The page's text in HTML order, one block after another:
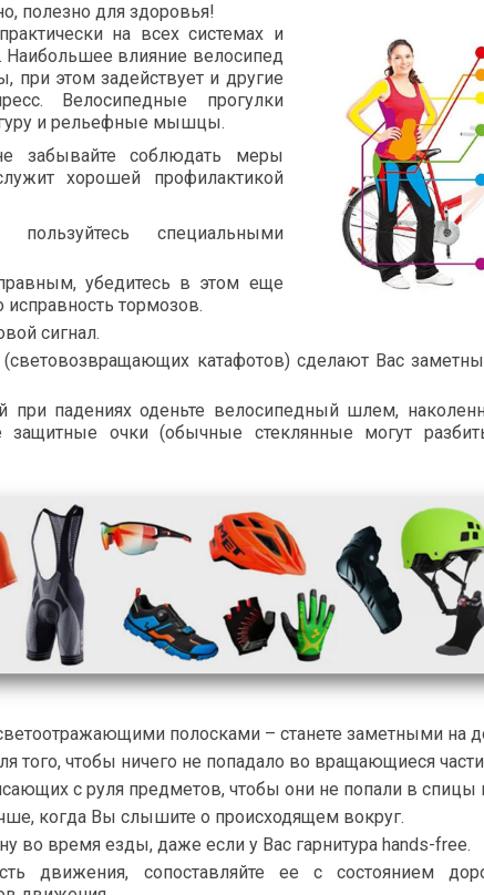
полезно для здоровья!
на всех системах и
Наибольшее влияние велосипед
этом задействует и другие
Велосипедные прогулки
и рельефные мышцы.
забывайте соблюдать меры
хорошей профилактикой
специальными
убедитесь в этом еще
тормозов.
сигнал.
катафотов) сделают Вас
падениях оденьте велосипедный шлем,
защитные очки (обычные стеклянные могут
полосками – станете заметными на
того, чтобы ничего не попадало во вращающиеся
с руля предметов, чтобы они не попали в спицы
когда Вы слышите о происходящем вокруг.
во время езды, даже если у Вас гарнитура hands-free.
движения, сопоставляйте ее с состоянием